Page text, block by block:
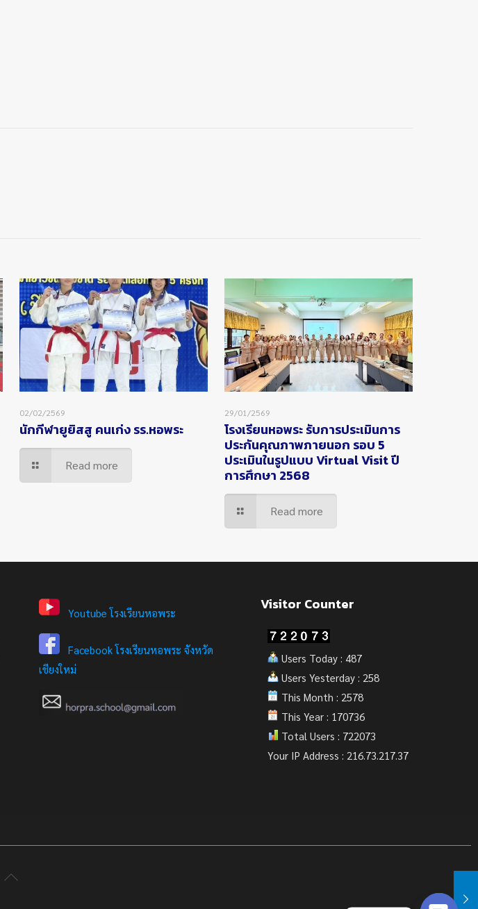
02/02/2569
นักกีฬายูยิสสู คนเก่ง รร.หอพระ
Read more
29/01/2569
โรงเรียนหอพระ รับการประเมินการ
ประกันคุณภาพภายนอก รอบ 5
ประเมินในรูปแบบ Virtual Visit ปี
การศึกษา 2568
Read more
Youtube โรงเรียนหอพระ
Facebook โรงเรียนหอพระ จังหวัด
เชียงใหม่
Visitor Counter
Users Today : 487
Users Yesterday : 258
This Month : 2578
This Year : 170736
Total Users : 722073
Your IP Address : 216.73.217.37